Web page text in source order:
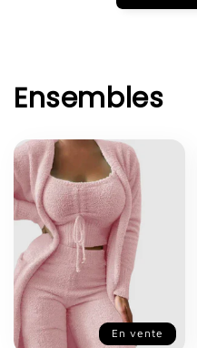
Ensembles
En vente